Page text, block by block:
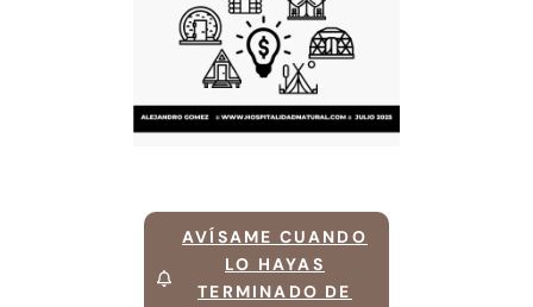
AVÍSAME CUANDO
LO HAYAS
TERMINADO DE